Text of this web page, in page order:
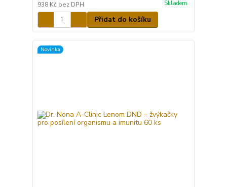
938 Kč bez DPH Skladem
Přidat do košíku
Novinka